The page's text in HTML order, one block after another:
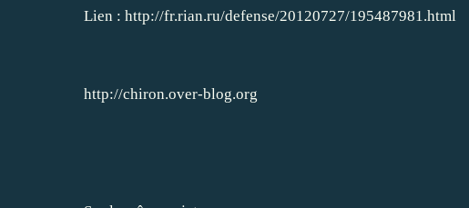
Lien : http://fr.rian.ru/defense/20120727/195487981.html
http://chiron.over-blog.org